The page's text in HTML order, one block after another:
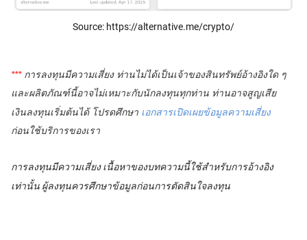
Source: https://alternative.me/crypto/
*** การลงทุนมีความเสี่ยง ท่านไม่ได้เป็นเจ้าของสินทรัพย์อ้างอิงใด ๆ
และผลิตภัณฑ์นี้อาจไม่เหมาะกับนักลงทุนทุกท่าน ท่านอาจสูญเสีย
เงินลงทุนเริ่มต้นได้ โปรดศึกษา เอกสารเปิดเผยข้อมูลความเสี่ยง
ก่อนใช้บริการของเรา
การลงทุนมีความเสี่ยงเนื้อหาของบทความนี้ใช้สำหรับการอ้างอิง
เท่านั้น ผู้ลงทุนควรศึกษาข้อมูลก่อนการตัดสินใจลงทุน